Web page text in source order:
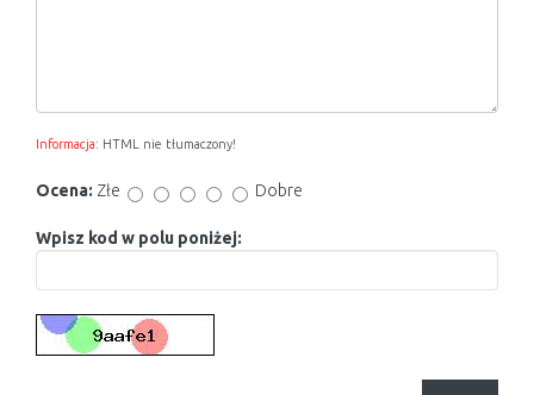
Informacja: HTML nie tłumaczony!
Ocena: Złe Dobre
Wpisz kod w polu poniżej: